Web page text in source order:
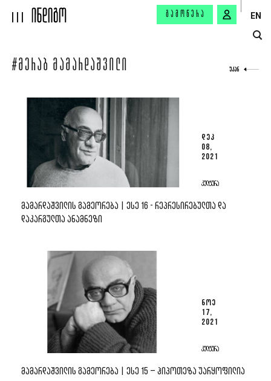
ᲒᲐᲛᲝᲬᲔᲠᲐ EN
#ᲛᲔᲠᲐᲑ ᲛᲐᲛᲐᲠᲓᲐᲨᲕᲘᲚᲘ ᲣᲙᲐᲜ
ᲓᲔᲙ
08,
2021
ᲙᲣᲚᲢᲣᲠᲐ
ᲛᲐᲛᲐᲠᲓᲐᲨᲕᲘᲚᲘᲡ ᲒᲐᲛᲔᲝᲠᲔᲑᲐ | ᲔᲡᲔ 16 - ᲠᲔᲞᲠᲔᲡᲘᲠᲔᲑᲣᲚᲗᲐ ᲓᲐ
ᲓᲐᲙᲐᲠᲒᲣᲚᲗᲐ ᲐᲜᲐᲛᲜᲔᲖᲘ
ᲜᲝᲔ
17,
2021
ᲙᲣᲚᲢᲣᲠᲐ
ᲛᲐᲛᲐᲠᲓᲐᲨᲕᲘᲚᲘᲡ ᲒᲐᲛᲔᲝᲠᲔᲑᲐ | ᲔᲡᲔ 15 – ᲰᲘᲞᲝᲗᲔᲖᲐ ᲣᲐᲠᲧᲝᲤᲘᲚᲘᲐ